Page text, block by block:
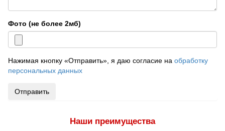
Фото (не более 2мб)
Нажимая кнопку «Отправить», я даю согласие на обработку
персональных данных
Отправить
Наши преимущества